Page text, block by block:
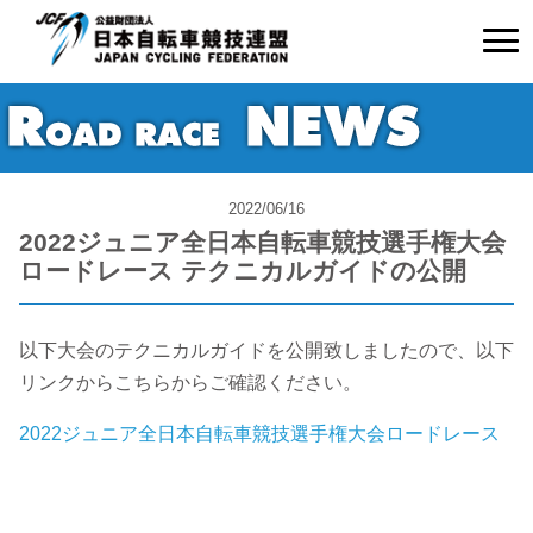
2022/06/16
2022ジュニア全日本自転車競技選手権大会
ロードレース テクニカルガイドの公開
以下大会のテクニカルガイドを公開致しましたので、以下
リンクからこちらからご確認ください。
2022ジュニア全日本自転車競技選手権大会ロードレース